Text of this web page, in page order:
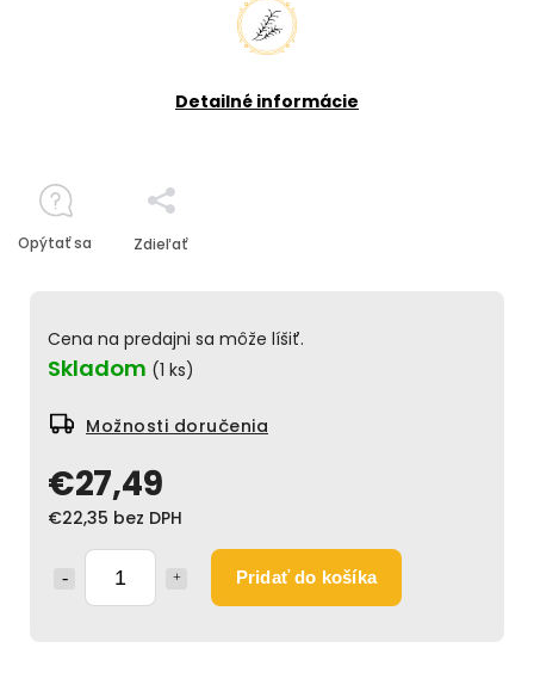
€27,49
€22,35 bez DPH
Pridať do košíka
Cena na predajni sa môže líšiť.
Skladom (1 ks)
Možnosti doručenia
Detailné informácie
Opýtať sa Zdieľať